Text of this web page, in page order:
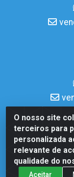
O nosso site
terceiros para
personalizada
relevante de
qualidade do
Aceitar
Casa Norte
Dix-Sept